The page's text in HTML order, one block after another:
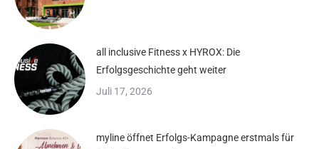
all inclusive Fitness x HYROX: Die
Erfolgsgeschichte geht weiter
Juli 17, 2026
myline öffnet Erfolgs-Kampagne erstmals für